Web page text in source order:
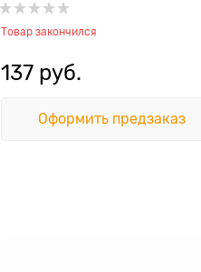
Товар закончился
137 руб.
Оформить предзаказ